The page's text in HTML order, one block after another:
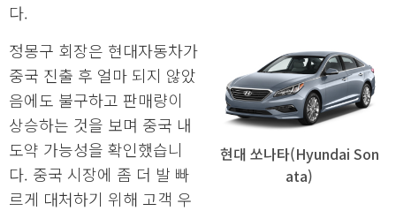
다.
현대 쏘나타(Hyundai Son
ata)
정몽구 회장은 현대자동차가
중국 진출 후 얼마 되지 않았
음에도 불구하고 판매량이
상승하는 것을 보며 중국 내
도약 가능성을 확인했습니
다. 중국 시장에 좀 더 발 빠
르게 대처하기 위해 고객 우